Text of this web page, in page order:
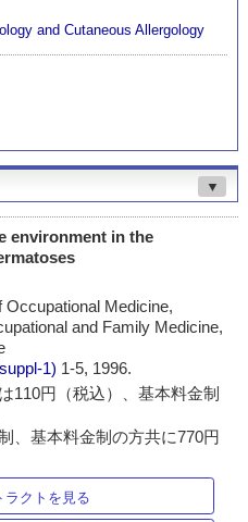
and Cutaneous Allergology
▼
environment in the
Medicine,
and Family Medicine,
1) 1-5, 1996.
110円（税込）、基本料金制
、基本料金制の方共に770円
ラクトを見る